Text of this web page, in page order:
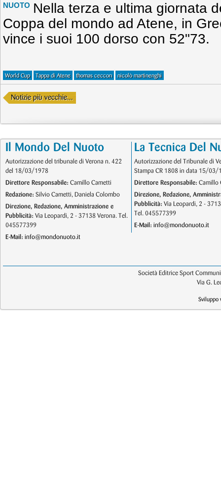
NUOTO Nella terza e ultima giornata
Coppa del mondo ad Atene, in
vince i suoi 100 dorso con 52"73.
World Cup Tappa di Atene thomas ceccon nicolò martinenghi
Notizie più vecchie...
Il Mondo Del Nuoto
Autorizzazione del tribunale di Verona n. 422
del 18/03/1978
Direttore Responsabile: Camillo Cametti
Redazione: Silvio Cametti, Daniela Colombo
Direzione, Redazione, Amministrazione e
Pubblicità: Via Leopardi, 2 - 37138 Verona. Tel.
045577399
E-Mail: info@mondonuoto.it
La Tecnica Del
Autorizzazione del Tribunale di
Stampa CR 1808 in data 15/03/
Direttore Responsabile: Camillo
Direzione, Redazione,
Pubblicità: Via Leopardi, 2 -
Tel. 045577399
E-Mail: info@mondonuoto.it
Società Editrice Sport
Via G.
Sviluppo